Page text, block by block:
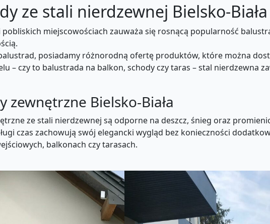
ze stali nierdzewnej Bielsko-Biała
pobliskich miejscowościach zauważa się rosnącą popularność
posiadamy różnorodną ofertę produktów, które można
– czy to balustrada na balkon, schody czy taras – stal nierdzewna
zewnętrzne Bielsko-Biała
ze stali nierdzewnej są odporne na deszcz, śnieg oraz
czas zachowują swój elegancki wygląd bez konieczności
balkonach czy tarasach.